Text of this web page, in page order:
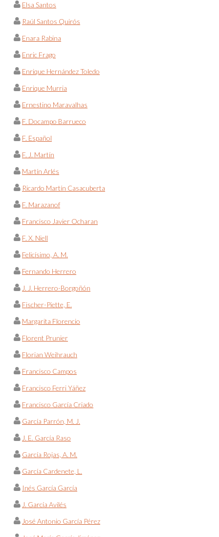
Elsa Santos
Raúl Santos Quirós
Enara Rabina
Enric Frago
Enrique Hernández Toledo
Enrique Murria
Ernestino Maravalhas
F. Docampo Barrueco
F. Español
F. J. Martín
Martín Arlés
Ricardo Martín Casacuberta
F. Marazanof
Francisco Javier Ocharan
F. X. Niell
Felicísimo, A. M.
Fernando Herrero
J. J. Herrero-Borgoñón
Fischer-Piette, E.
Margarita Florencio
Florent Prunier
Florian Weihrauch
Francisco Campos
Francisco Ferri Yáñez
Francisco García Criado
García Parrón, M. J.
J. E. García Raso
García Rojas, A. M.
García Cardenete, L.
Inés García García
J. García Avilés
José Antonio García Pérez